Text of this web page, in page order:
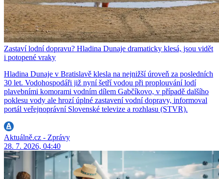
Zastaví lodní dopravu? Hladina Dunaje dramaticky klesá, jsou vidět
i potopené vraky
Hladina Dunaje v Bratislavě klesla na nejnižší úroveň za posledních
30 let. Vodohospodáři již nyní šetří vodou při proplouvání lodí
plavebními komorami vodním dílem Gabčíkovo, v případě dalšího
poklesu vody ale hrozí úplné zastavení vodní dopravy, informoval
portál veřejnoprávní Slovenské televize a rozhlasu (STVR).
Aktuálně.cz - Zprávy
28. 7. 2026, 04:40